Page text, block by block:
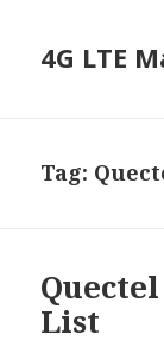
4G LTE
Tag:
List